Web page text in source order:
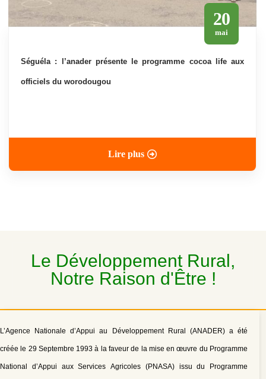
20
mai
séguéla : l’anader présente le programme cocoa life aux
officiels du worodougou
Lire plus
Le Développement Rural,
Notre Raison d'Être !
L’Agence Nationale d’Appui au Développement Rural (ANADER) a été
créée le 29 Septembre 1993 à la faveur de la mise en œuvre du Programme
National d’Appui aux Services Agricoles (PNASA) issu du Programme